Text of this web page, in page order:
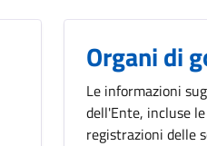
Organi di
Le informazioni
dell'Ente, incluse
registrazioni delle